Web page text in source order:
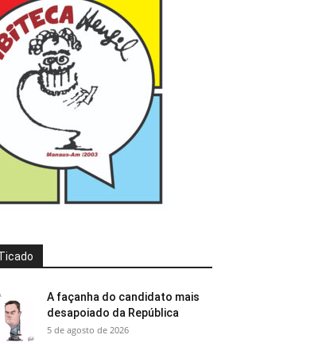
A façanha do candidato mais
desapoiado da República
5 de agosto de 2026